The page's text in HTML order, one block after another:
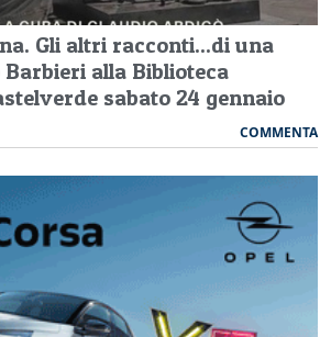
Gli altri racconti...di una
alla Biblioteca
sabato 24 gennaio
COMMENTA